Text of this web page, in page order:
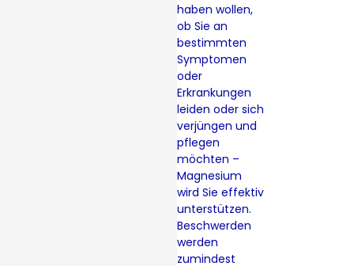
haben wollen,
ob Sie an
bestimmten
Symptomen
oder
Erkrankungen
leiden oder sich
verjüngen und
pflegen
möchten –
Magnesium
wird Sie effektiv
unterstützen.
Beschwerden
werden
zumindest